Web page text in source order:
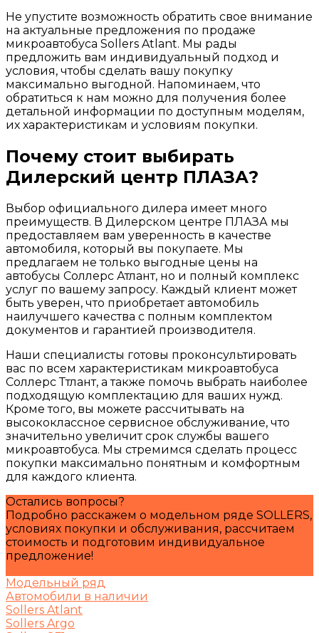
Не упустите возможность обратить свое внимание
на актуальные предложения по продаже
микроавтобуса Sollers Atlant. Мы рады
предложить вам индивидуальный подход и
условия, чтобы сделать вашу покупку
максимально выгодной. Напоминаем, что
обратиться к нам можно для получения более
детальной информации по доступным моделям,
их характеристикам и условиям покупки.
Почему стоит выбирать
Дилерский центр ПЛАЗА?
Выбор официального дилера имеет много
преимуществ. В Дилерском центре ПЛАЗА мы
предоставляем вам уверенность в качестве
автомобиля, который вы покупаете. Мы
предлагаем не только выгодные цены на
автобусы Соллерс Атлант, но и полный комплекс
услуг по вашему запросу. Каждый клиент может
быть уверен, что приобретает автомобиль
наилучшего качества с полным комплектом
документов и гарантией производителя.
Наши специалисты готовы проконсультировать
вас по всем характеристикам микроавтобуса
Соллерс Ттлант, а также помочь выбрать наиболее
подходящую комплектацию для ваших нужд.
Кроме того, вы можете рассчитывать на
высококлассное сервисное обслуживание, что
значительно увеличит срок службы вашего
микроавтобуса. Мы стремимся сделать процесс
покупки максимально понятным и комфортным
для каждого клиента.
Остались вопросы?
Подробно расскажем о модельном ряде SOLLERS,
условиях покупки и обслуживания, рассчитаем
стоимость и подготовим индивидуальное
предложение!
Модельный ряд
Автомобили в наличии
Sollers Atlant
Sollers Argo